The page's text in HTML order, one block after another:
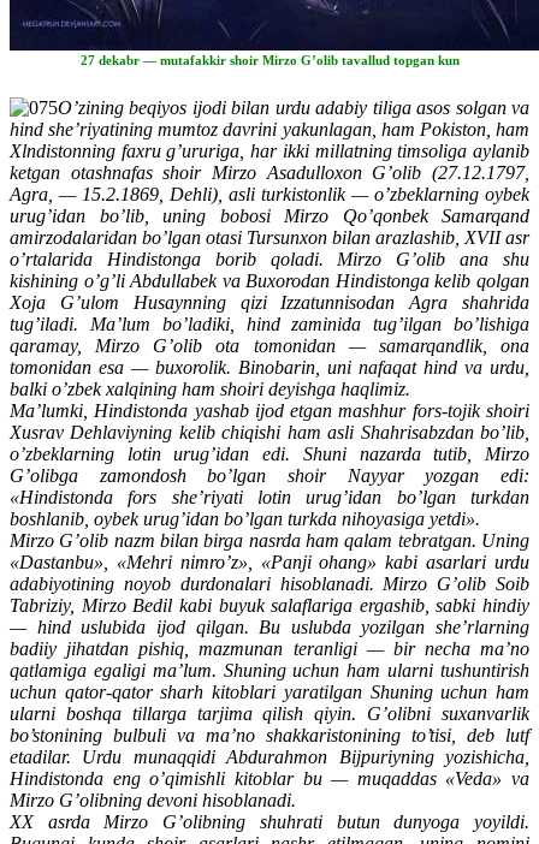
27 dekabr — mutafakkir shoir Mirzo G’olib tavallud topgan kun
O’zining beqiyos ijodi bilan urdu adabiy tiliga asos solgan va
hind she’riyatining mumtoz davrini yakunlagan, ham Pokiston, ham
Xlndistonning faxru g’ururiga, har ikki millatning timsoliga aylanib
ketgan otashnafas shoir Mirzo Asadulloxon G’olib (27.12.1797,
Agra, — 15.2.1869, Dehli), asli turkistonlik — o’zbeklarning oybek
urug’idan bo’lib, uning bobosi Mirzo Qo’qonbek Samarqand
amirzodalaridan bo’lgan otasi Tursunxon bilan arazlashib, XVII asr
o’rtalarida Hindistonga borib qoladi. Mirzo G’olib ana shu
kishining o’g’li Abdullabek va Buxorodan Hindistonga kelib qolgan
Xoja G’ulom Husaynning qizi Izzatunnisodan Agra shahrida
tug’iladi. Ma’lum bo’ladiki, hind zaminida tug’ilgan bo’lishiga
qaramay, Mirzo G’olib ota tomonidan — samarqandlik, ona
tomonidan esa — buxorolik. Binobarin, uni nafaqat hind va urdu,
balki o’zbek xalqining ham shoiri deyishga haqlimiz.
Ma’lumki, Hindistonda yashab ijod etgan mashhur fors-tojik shoiri
Xusrav Dehlaviyning kelib chiqishi ham asli Shahrisabzdan bo’lib,
o’zbeklarning lotin urug’idan edi. Shuni nazarda tutib, Mirzo
G’olibga zamondosh bo’lgan shoir Nayyar yozgan edi:
«Hindistonda fors she’riyati lotin urug’idan bo’lgan turkdan
boshlanib, oybek urug’idan bo’lgan turkda nihoyasiga yetdi».
Mirzo G’olib nazm bilan birga nasrda ham qalam tebratgan. Uning
«Dastanbu», «Mehri nimro’z», «Panji ohang» kabi asarlari urdu
adabiyotining noyob durdonalari hisoblanadi. Mirzo G’olib Soib
Tabriziy, Mirzo Bedil kabi buyuk salaflariga ergashib, sabki hindiy
— hind uslubida ijod qilgan. Bu uslubda yozilgan she’rlarning
badiiy jihatdan pishiq, mazmunan teranligi — bir necha ma’no
qatlamiga egaligi ma’lum. Shuning uchun ham ularni tushuntirish
uchun qator-qator sharh kitoblari yaratilgan Shuning uchun ham
ularni boshqa tillarga tarjima qilish qiyin. G’olibni suxanvarlik
bo’stonining bulbuli va ma’no shakkaristonining to’tisi, deb lutf
etadilar. Urdu munaqqidi Abdurahmon Bijpuriyning yozishicha,
Hindistonda eng o’qimishli kitoblar bu — muqaddas «Veda» va
Mirzo G’olibning devoni hisoblanadi.
XX asrda Mirzo G’olibning shuhrati butun dunyoga yoyildi.